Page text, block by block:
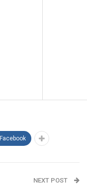
Facebook
NEXT POST